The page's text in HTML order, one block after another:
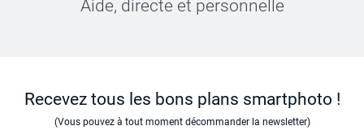
Aide, directe et personnelle
Recevez tous les bons plans smartphoto !
(Vous pouvez à tout moment décommander la newsletter)